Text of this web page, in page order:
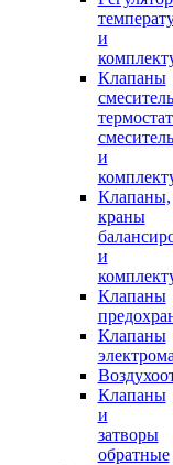
и
Клапаны
и
Клапаны,
краны
и
Клапаны
Клапаны
Клапаны
и
затворы
обратные